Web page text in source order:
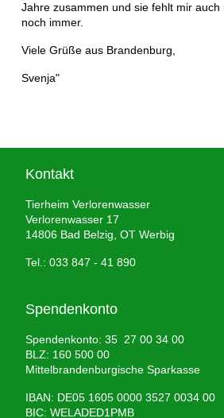
Jahre zusammen und sie fehlt mir
noch immer.
Viele Grüße aus Brandenburg,
Svenja"
Kontakt
Tierheim Verlorenwasser
Verlorenwasser 17
14806 Bad Belzig, OT Werbig
Tel.: 033 847 - 41 890
Spendenkonto
Spendenkonto: 35 27 00 34 00
BLZ: 160 500 00
Mittelbrandenburgische Sparkasse
IBAN: DE05 1605 0000 3527 0034 00
BIC: WELADED1PMB